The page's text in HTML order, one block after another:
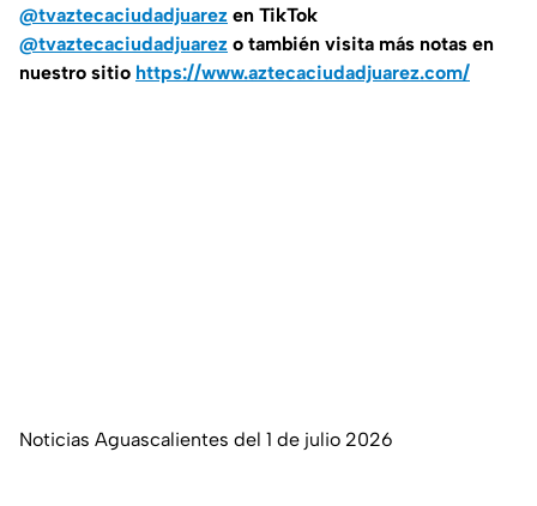
@tvaztecaciudadjuarez en TikTok
@tvaztecaciudadjuarez o también visita más notas en
nuestro sitio https://www.aztecaciudadjuarez.com/
Noticias Aguascalientes del 1 de julio 2026